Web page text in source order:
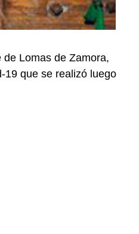
Lomas de Zamora,
19 que se realizó luego